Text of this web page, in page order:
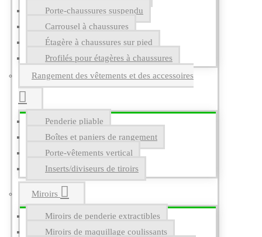
Porte-chaussures suspendu
Carrousel à chaussures
Étagère à chaussures sur pied
Profilés pour étagères à chaussures
Rangement des vêtements et des accessoires
Penderie pliable
Boîtes et paniers de rangement
Porte-vêtements vertical
Inserts/diviseurs de tiroirs
Miroirs
Miroirs de penderie extractibles
Miroirs de maquillage coulissants